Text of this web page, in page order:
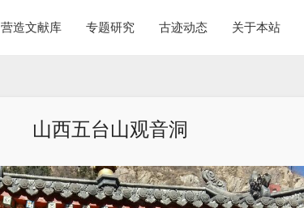
营造文献库 专题研究 古迹动态 关于本站
山西五台山观音洞